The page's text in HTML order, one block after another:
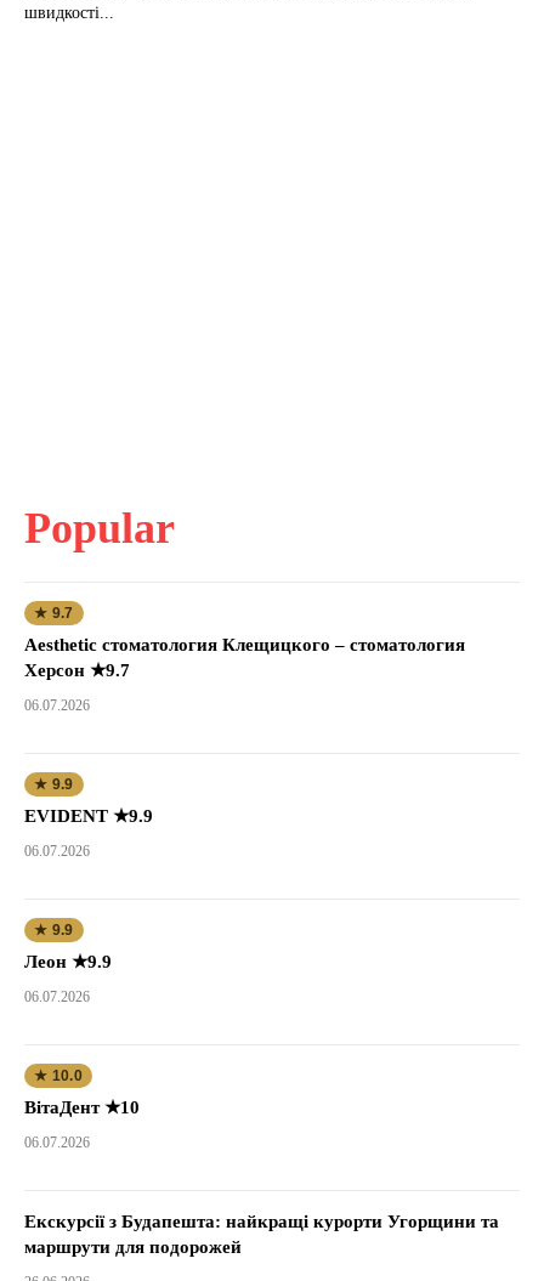
швидкості...
Popular
★ 9.7
Aesthetic стоматология Клещицкого – стоматология
Херсон ★9.7
06.07.2026
★ 9.9
EVIDENT ★9.9
06.07.2026
★ 9.9
Леон ★9.9
06.07.2026
★ 10.0
ВітаДент ★10
06.07.2026
Екскурсії з Будапешта: найкращі курорти Угорщини та
маршрути для подорожей